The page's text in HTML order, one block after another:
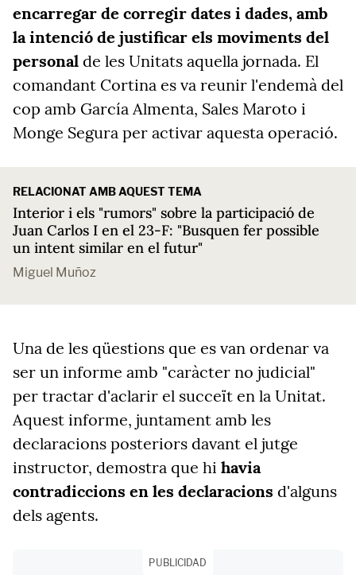
encarregar de corregir dates i dades, amb
la intenció de justificar els moviments del
personal de les Unitats aquella jornada. El
comandant Cortina es va reunir l'endemà del
cop amb García Almenta, Sales Maroto i
Monge Segura per activar aquesta operació.
RELACIONAT AMB AQUEST TEMA
Interior i els "rumors" sobre la participació de
Juan Carlos I en el 23-F: "Busquen fer possible
un intent similar en el futur"
Miguel Muñoz
Una de les qüestions que es van ordenar va
ser un informe amb "caràcter no judicial"
per tractar d'aclarir el succeït en la Unitat.
Aquest informe, juntament amb les
declaracions posteriors davant el jutge
instructor, demostra que hi havia
contradiccions en les declaracions d'alguns
dels agents.
PUBLICIDAD